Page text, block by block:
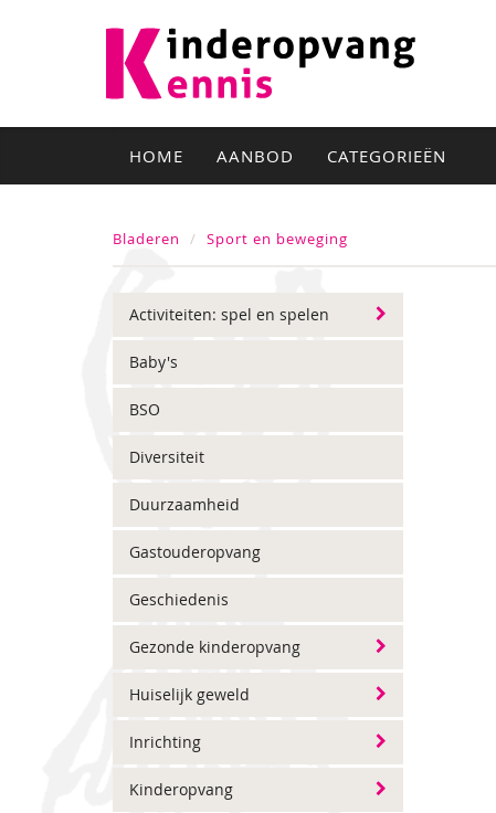
HOME AANBOD CATEGORIEËN
Bladeren Sport en beweging
Activiteiten: spel en spelen
Baby's
BSO
Diversiteit
Duurzaamheid
Gastouderopvang
Geschiedenis
Gezonde kinderopvang
Huiselijk geweld
Inrichting
Kinderopvang